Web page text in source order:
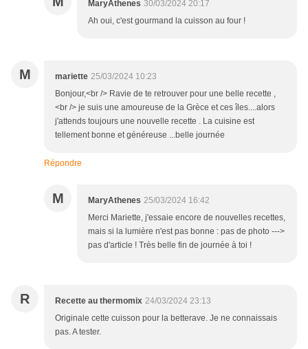
MaryAthenes 30/03/2024 20:17
Ah oui, c'est gourmand la cuisson au four !
M mariette 25/03/2024 10:23
Bonjour,<br /> Ravie de te retrouver pour une belle recette ,
<br /> je suis une amoureuse de la Grèce et ces îles....alors
j'attends toujours une nouvelle recette . La cuisine est
tellement bonne et généreuse ...belle journée
Répondre
M MaryAthenes 25/03/2024 16:42
Merci Mariette, j'essaie encore de nouvelles recettes,
mais si la lumière n'est pas bonne : pas de photo --->
pas d'article ! Très belle fin de journée à toi !
R Recette au thermomix 24/03/2024 23:13
Originale cette cuisson pour la betterave. Je ne connaissais
pas. A tester.